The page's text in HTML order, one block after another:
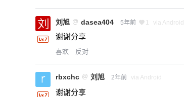
刘旭 @ dasea404 5年前 1 via Android
谢谢分享
喜欢 反对
rbxchc @ 刘旭 2年前 via Android
谢谢分享